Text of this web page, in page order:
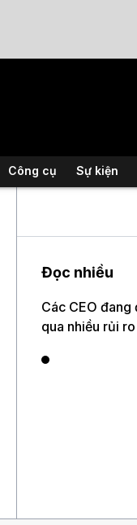
Công cụ Sự kiện
Đọc nhiều
Các CEO đang
qua nhiều rủi